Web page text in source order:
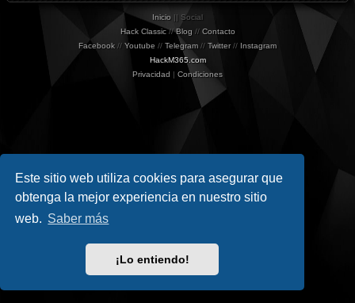
Este sitio web utiliza cookies para asegurar que
obtenga la mejor experiencia en nuestro sitio
web. Saber más
¡Lo entiendo!
Inicio || Social
Hack Classic//Blog // Contacto
Facebook // Youtube // Telegram // Twitter// Instagram
HackM365.com
Privacidad | Condiciones